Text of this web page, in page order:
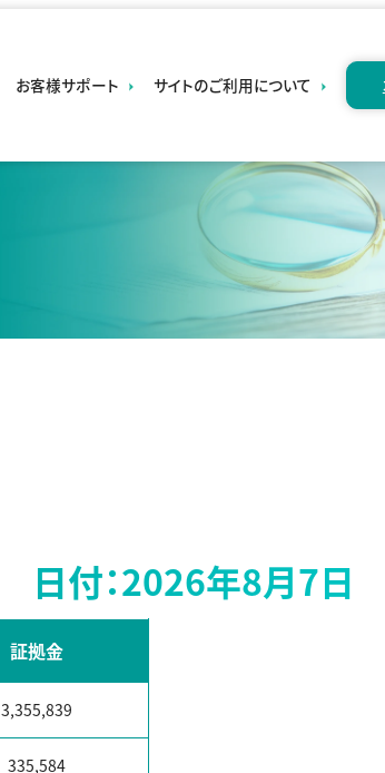
お客様サポート
質問
サイトのご利用について
・勧誘方針
・反社会的勢力排除に
関する基本方針
・取引開始基準
日付：2026年8月7日
証拠金
3,355,839
335,584